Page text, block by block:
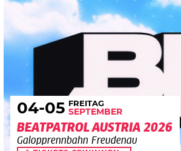
04-05 FREITAG
SEPTEMBER
BEATPATROL AUSTRIA 2026
Galopprennbahn Freudenau